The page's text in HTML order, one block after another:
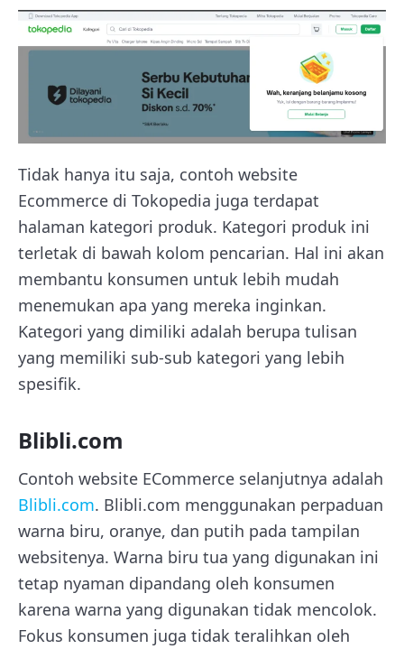
Tidak hanya itu saja, contoh website
Ecommerce di Tokopedia juga terdapat
halaman kategori produk. Kategori produk ini
terletak di bawah kolom pencarian. Hal ini akan
membantu konsumen untuk lebih mudah
menemukan apa yang mereka inginkan.
Kategori yang dimiliki adalah berupa tulisan
yang memiliki sub-sub kategori yang lebih
spesifik.
Blibli.com
Contoh website ECommerce selanjutnya adalah
Blibli.com. Blibli.com menggunakan perpaduan
warna biru, oranye, dan putih pada tampilan
websitenya. Warna biru tua yang digunakan ini
tetap nyaman dipandang oleh konsumen
karena warna yang digunakan tidak mencolok.
Fokus konsumen juga tidak teralihkan oleh